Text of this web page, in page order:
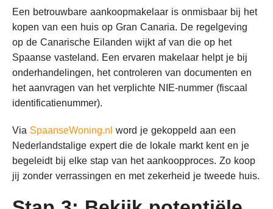
Een betrouwbare aankoopmakelaar is onmisbaar bij het
kopen van een huis op Gran Canaria. De regelgeving
op de Canarische Eilanden wijkt af van die op het
Spaanse vasteland. Een ervaren makelaar helpt je bij
onderhandelingen, het controleren van documenten en
het aanvragen van het verplichte NIE-nummer (fiscaal
identificatienummer).
Via SpaanseWoning.nl word je gekoppeld aan een
Nederlandstalige expert die de lokale markt kent en je
begeleidt bij elke stap van het aankoopproces. Zo koop
jij zonder verrassingen en met zekerheid je tweede huis.